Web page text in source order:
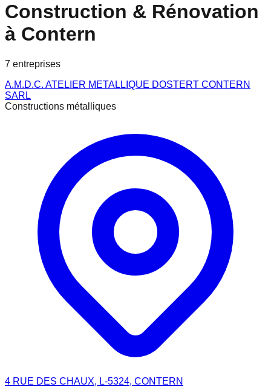
Construction & Rénovation
à Contern
7 entreprises
A.M.D.C. ATELIER METALLIQUE DOSTERT CONTERN
SARL
Constructions métalliques
4 RUE DES CHAUX, L-5324, CONTERN